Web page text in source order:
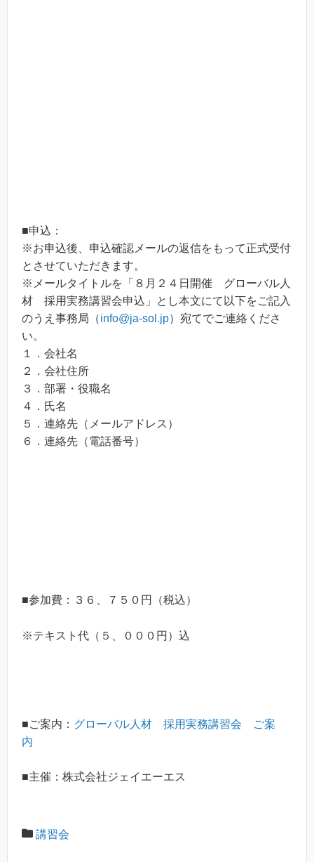
■申込：
※お申込後、申込確認メールの返信をもって正式受付
とさせていただきます。
※メールタイトルを「８月２４日開催 グローバル人
材 採用実務講習会申込」とし本文にて以下をご記入
のうえ事務局（info@ja-sol.jp）宛てでご連絡くださ
い。
１．会社名
２．会社住所
３．部署・役職名
４．氏名
５．連絡先（メールアドレス）
６．連絡先（電話番号）
■参加費：３６、７５０円（税込）
※テキスト代（５、０００円）込
■ご案内： グローバル人材 採用実務講習会 ご案
内
■主催：株式会社ジェイエーエス
講習会